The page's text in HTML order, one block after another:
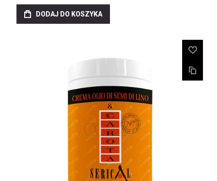
DODAJ DO KOSZYKA